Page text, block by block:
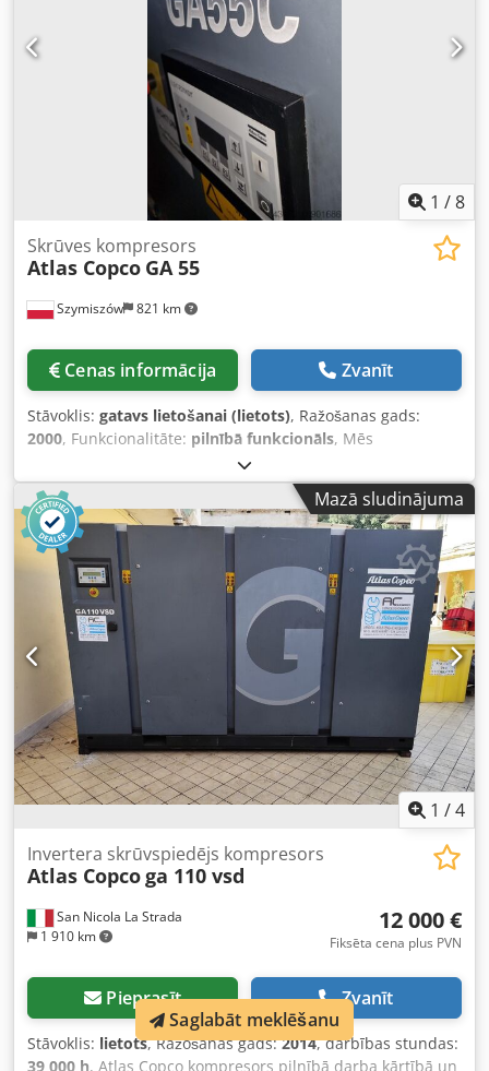
1 /8
Szymiszów 821 km
Skrūves kompresors
Atlas Copco GA 55
Cenas informācija Zvanīt
Stāvoklis: gatavs lietošanai (lietots), Ražošanas gads:
2000, Funkcionalitāte: pilnībā funkcionāls, Mēs
piedāvājam Atlas Copco kompresorus: TIP GA 55 Spiediens:
10 bāri Motora jauda: 55 kW Izgatavošanas gads: 2000
Dodpfswa Iz Ajx Aflekr Kompresors ar dokumentāciju Mūsu
piedāvājumā ir arī citu ražotāju, piemēram, Atlas Copco,
Kaeser un Mahle kompresori.
Mazā sludinājuma
1 /4
San Nicola La Strada
1 910 km
Invertera skrūvspiedējs kompresors
Atlas Copcoga 110 vsd
12 000 €
Fiksēta cena plus PVN
Pieprasīt Zvanīt
Stāvoklis: lietots, Ražošanas gads:2014, darbības stundas:
39 000 h, Atlas Copco kompresors pilnībā darba kārtībā un
Saglabāt meklēšanu